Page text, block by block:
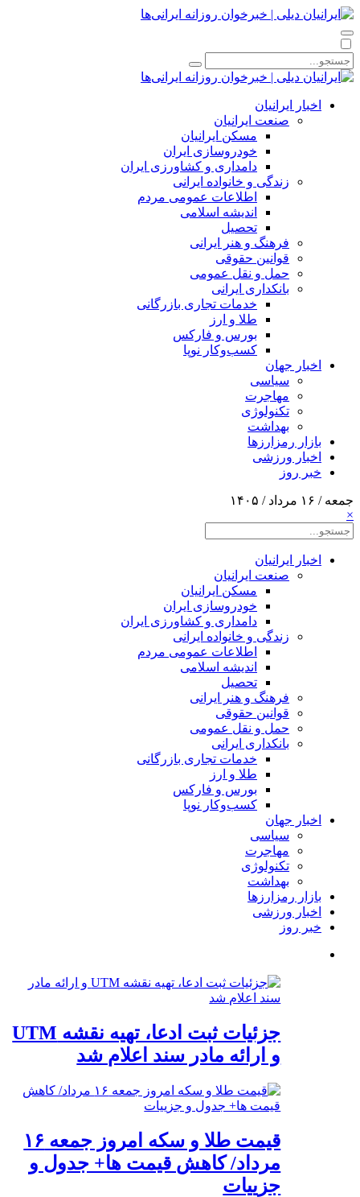
اخبار ایرانیان
صنعت ایرانیان
مسکن ایرانیان
خودروسازی ایران
دامداری و کشاورزی ایران
زندگی و خانواده ایرانی
اطلاعات عمومی مردم
اندیشه اسلامی
تحصیل
فرهنگ و هنر ایرانی
قوانین حقوقی
حمل و نقل عمومی
بانکداری ایرانی
خدمات تجاری بازرگانی
طلا و ارز
بورس و فارکس
کسب‌وکار نوپا
اخبار جهان
سیاسی
مهاجرت
تکنولوژی
بهداشت
بازار رمزارزها
اخبار ورزشی
خبر روز
جمعه / ۱۶ مرداد / ۱۴۰۵
×
اخبار ایرانیان
صنعت ایرانیان
مسکن ایرانیان
خودروسازی ایران
دامداری و کشاورزی ایران
زندگی و خانواده ایرانی
اطلاعات عمومی مردم
اندیشه اسلامی
تحصیل
فرهنگ و هنر ایرانی
قوانین حقوقی
حمل و نقل عمومی
بانکداری ایرانی
خدمات تجاری بازرگانی
طلا و ارز
بورس و فارکس
کسب‌وکار نوپا
اخبار جهان
سیاسی
مهاجرت
تکنولوژی
بهداشت
بازار رمزارزها
اخبار ورزشی
خبر روز
جزئیات ثبت ادعا، تهیه نقشه UTM
و ارائه مادر سند اعلام شد
قیمت طلا و سکه امروز جمعه ۱۶
مرداد/ کاهش قیمت ها+ جدول و
جزییات